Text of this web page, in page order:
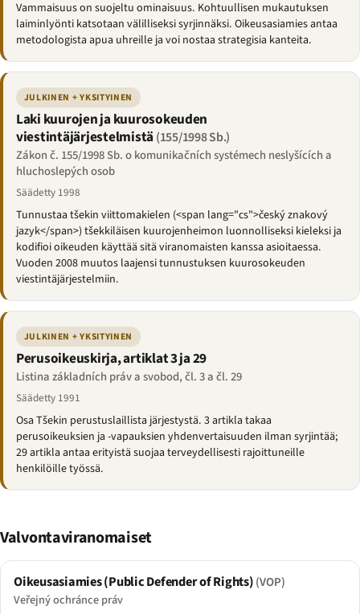
Vammaisuus on suojeltu ominaisuus. Kohtuullisen mukautuksen
laiminlyönti katsotaan välilliseksi syrjinnäksi. Oikeusasiamies antaa
metodologista apua uhreille ja voi nostaa strategisia kanteita.
JULKINEN + YKSITYINEN
Laki kuurojen ja kuurosokeuden
viestintäjärjestelmistä (155/1998 Sb.)
Zákon č. 155/1998 Sb. o komunikačních systémech neslyšících a
hluchoslepých osob
Säädetty 1998
Tunnustaa tšekin viittomakielen (<span lang="cs">český znakový
jazyk</span>) tšekkiläisen kuurojenheimon luonnolliseksi kieleksi ja
kodifioi oikeuden käyttää sitä viranomaisten kanssa asioitaessa.
Vuoden 2008 muutos laajensi tunnustuksen kuurosokeuden
viestintäjärjestelmiin.
JULKINEN + YKSITYINEN
Perusoikeuskirja, artiklat 3 ja 29
Listina základních práv a svobod, čl. 3 a čl. 29
Säädetty 1991
Osa Tšekin perustuslaillista järjestystä. 3 artikla takaa
perusoikeuksien ja -vapauksien yhdenvertaisuuden ilman syrjintää;
29 artikla antaa erityistä suojaa terveydellisesti rajoittuneille
henkilöille työssä.
Valvontaviranomaiset
Oikeusasiamies (Public Defender of Rights)(VOP)
Veřejný ochránce práv